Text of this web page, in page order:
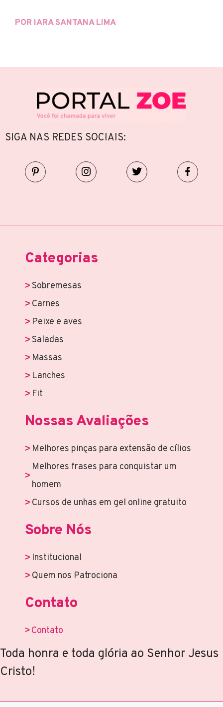
POR IARA SANTANA LIMA
SIGA NAS REDES SOCIAIS:
Categorias
Sobremesas
Carnes
Peixe e aves
Saladas
Massas
Lanches
Fit
Nossas Avaliações
Melhores pinças para extensão de cílios
Melhores frases para conquistar um
homem
Cursos de unhas em gel online gratuito
Sobre Nós
Institucional
Quem nos Patrociona
Contato
Contato
Toda honra e toda glória ao Senhor Jesus
Cristo!